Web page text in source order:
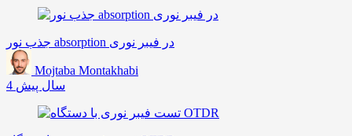
جذب نور absorption در فیبر نوری
Mojtaba Montakhabi
4 سال پیش